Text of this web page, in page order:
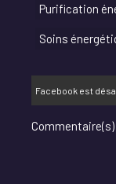
Purification
Soins
Facebook est
Commentaire(s)